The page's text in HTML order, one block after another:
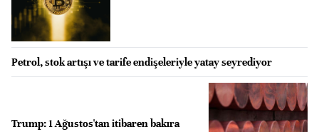
Petrol, stok artışı ve tarife endişeleriyle yatay seyrediyor
Trump: 1 Ağustos'tan itibaren bakıra